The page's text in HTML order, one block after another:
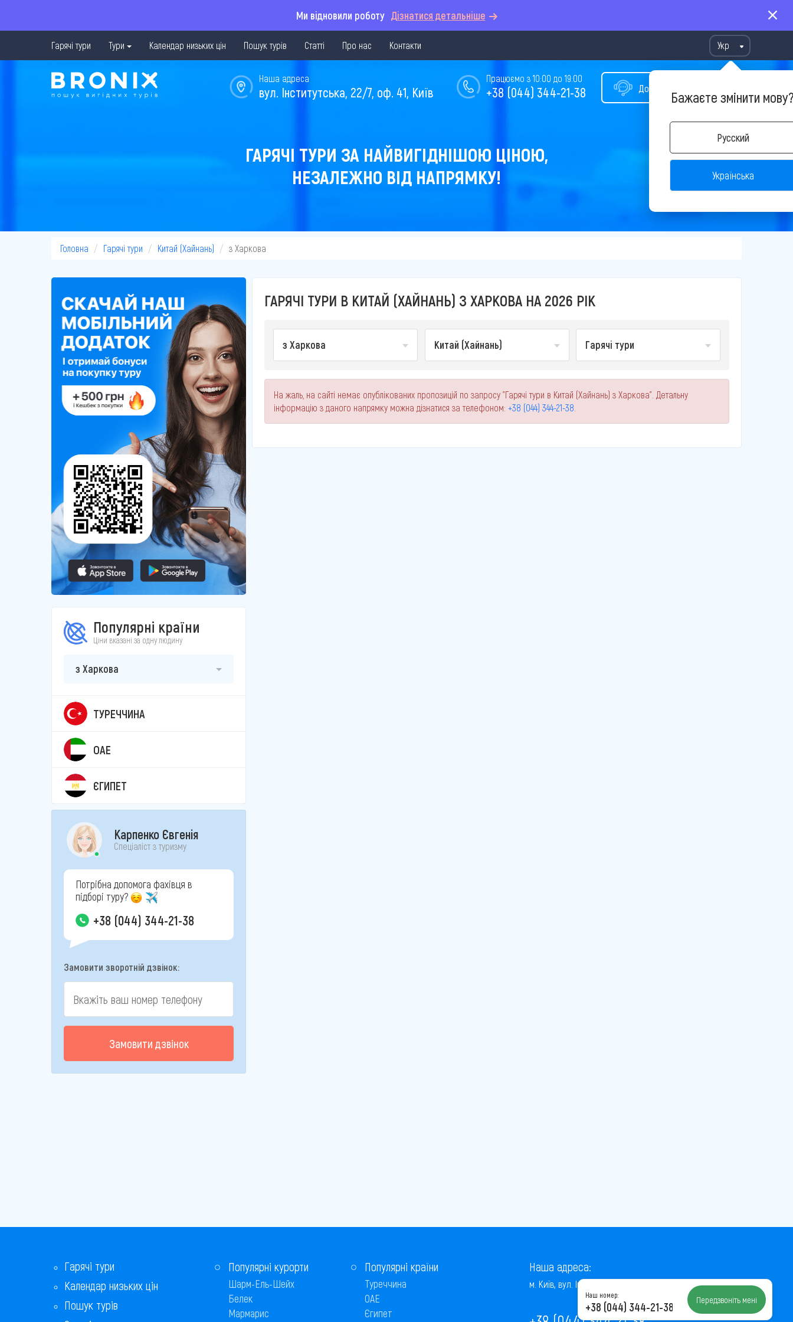
Ми відновили роботу Дізнатися детальніше
Гарячі тури Тури Календар низьких цін Пошук турів Статті Про нас Контакти Укр
Бажаєте змінити
Русский
Українська
Допомога у виборі туру
Працюємо з 10:00 до 19:00
+38 (044) 344-21-38
Наша адреса
вул. Інститутська, 22/7, оф. 41, Київ
ГАРЯЧІ ТУРИ ЗА НАЙВИГІДНІШОЮ ЦІНОЮ,
НЕЗАЛЕЖНО ВІД НАПРЯМКУ!
Головна Гарячі тури Китай (Хайнань) з Харкова
Популярні країни
Ціни вказані за одну людину
з Харкова
ТУРЕЧЧИНА
ОАЕ
ЄГИПЕТ
Карпенко Євгенія
Спеціаліст з туризму
Потрібна допомога фахівця в
підборі туру?
+38 (044) 344-21-38
Замовити зворотній дзвінок:
Замовити дзвінок
ГАРЯЧІ ТУРИ В КИТАЙ (ХАЙНАНЬ) З ХАРКОВА НА 2026 РІК
з Харкова Китай (Хайнань) Гарячі тури
На жаль, на сайті немає опублікованих пропозицій по запросу "Гарячі тури в Китай (Хайнань) з Харкова". Детальну
інформацію з даного напрямку можна дізнатися за телефоном: +38 (044) 344-21-38
Гарячі тури
Календар низьких цін
Пошук турів
Популярні курорти
Шарм-Ель-Шейх
Белек
Мармарис
Популярні країни
Туреччина
ОАЕ
Єгипет
Наша адреса:
м. Київ, вул. Інститутська, 22/7, оф. 41
Наш номер:
+38 (044) 344-21-38 Передзвоніть мені